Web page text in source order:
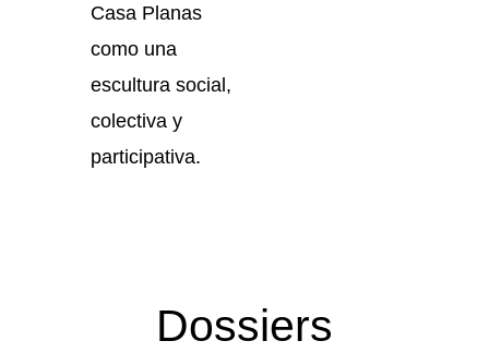
Casa Planas
como una
escultura social,
colectiva y
participativa.
Dossiers